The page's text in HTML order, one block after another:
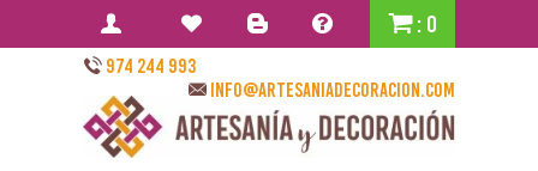
: 0
974 244 993
info@artesaniadecoracion.com